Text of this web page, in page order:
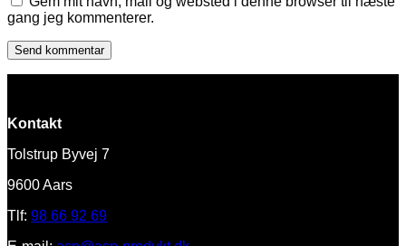
gang jeg kommenterer.
Kontakt
Tolstrup Byvej 7
9600 Aars
Tlf: 98 66 92 69